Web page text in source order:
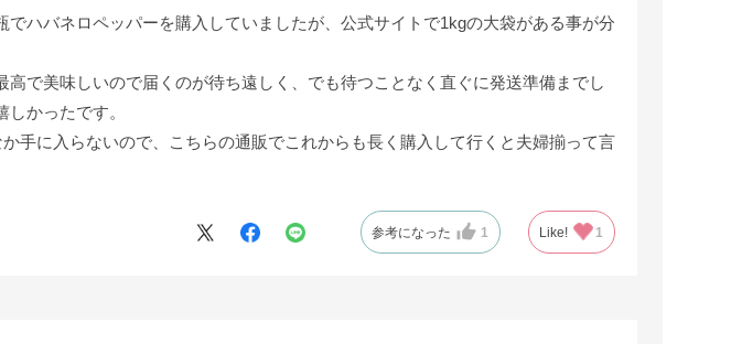
ハバネロペッパーを購入していましたが、公式サイトで1kgの大袋がある事が分
で美味しいので届くのが待ち遠しく、でも待つことなく直ぐに発送準備までし
かったです。
手に入らないので、こちらの通販でこれからも長く購入して行くと夫婦揃って言
参考になった 1 Like! 1